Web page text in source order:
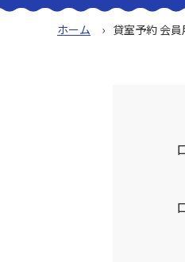
ホーム 貸室予約 会